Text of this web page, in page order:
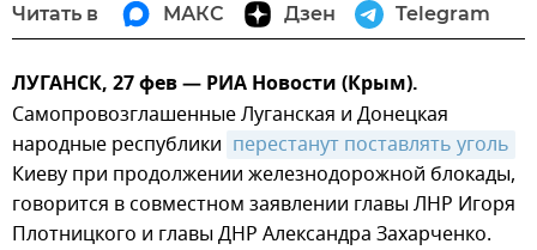
Читать в МАКС Дзен Telegram
ЛУГАНСК, 27 фев — РИА Новости (Крым).
Самопровозглашенные Луганская и Донецкая
народные республики перестанут поставлять уголь
Киеву при продолжении железнодорожной блокады,
говорится в совместном заявлении главы ЛНР Игоря
Плотницкого и главы ДНР Александра Захарченко.